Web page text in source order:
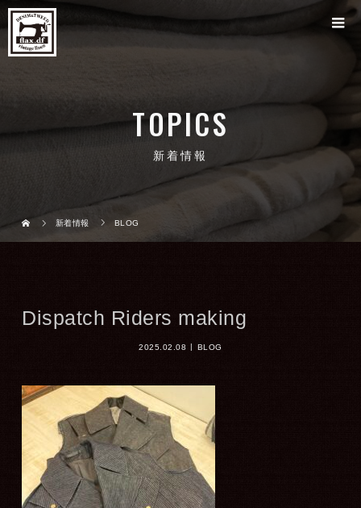
TOPICS
新着情報
新着情報 BLOG
Dispatch Riders making
2025.02.08 BLOG